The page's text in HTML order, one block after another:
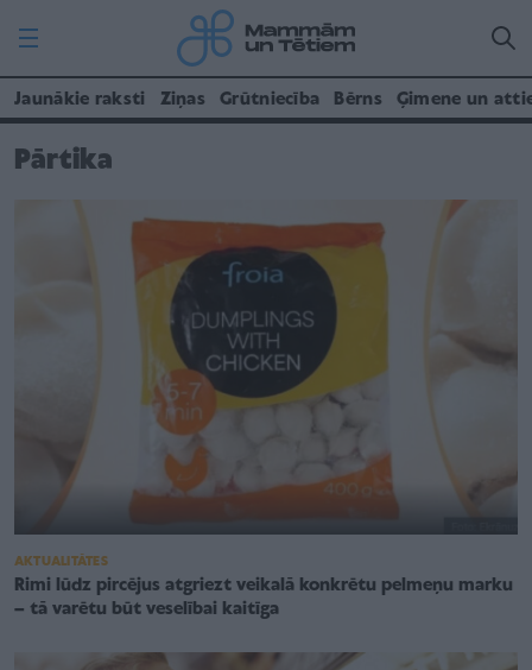
Jaunākie raksti Ziņas Grūtniecība Bērns Ģimene un
Pārtika
AKTUALITĀTES
Rimi lūdz pircējus atgriezt veikalā konkrētu pelmeņu marku
– tā varētu būt veselībai kaitīga